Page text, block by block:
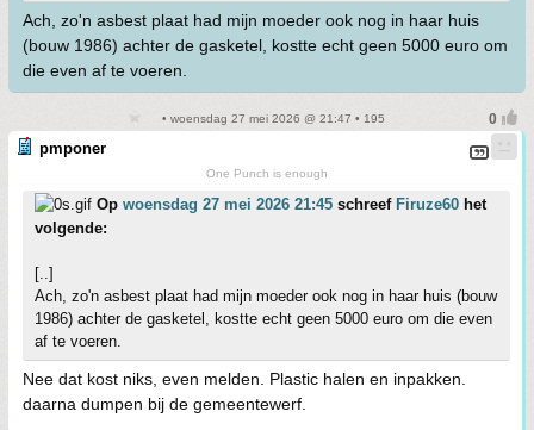
Ach, zo'n asbest plaat had mijn moeder ook nog in haar huis
(bouw 1986) achter de gasketel, kostte echt geen 5000 euro om
die even af te voeren.
• woensdag 27 mei 2026 @ 21:47 • 195
pmponer
One Punch is enough
Op woensdag 27 mei 2026 21:45 schreef Firuze60 het
volgende:
[..]
Ach, zo'n asbest plaat had mijn moeder ook nog in haar huis (bouw
1986) achter de gasketel, kostte echt geen 5000 euro om die even
af te voeren.
Nee dat kost niks, even melden. Plastic halen en inpakken.
daarna dumpen bij de gemeentewerf.